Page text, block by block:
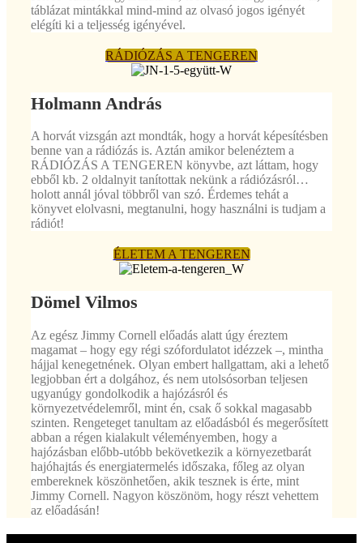
táblázat mintákkal mind-mind az olvasó jogos igényét
elégíti ki a teljesség igényével.
RÁDIÓZÁS A TENGEREN
Holmann András
A horvát vizsgán azt mondták, hogy a horvát képesítésben
benne van a rádiózás is. Aztán amikor belenéztem a
RÁDIÓZÁS A TENGEREN könyvbe, azt láttam, hogy
ebből kb. 2 oldalnyit tanítottak nekünk a rádiózásról…
holott annál jóval többről van szó. Érdemes tehát a
könyvet elolvasni, megtanulni, hogy használni is tudjam a
rádiót!
ÉLETEM A TENGEREN
Dömel Vilmos
Az egész Jimmy Cornell előadás alatt úgy éreztem
magamat – hogy egy régi szófordulatot idézzek –, mintha
hájjal kenegetnének. Olyan embert hallgattam, aki a lehető
legjobban ért a dolgához, és nem utolsósorban teljesen
ugyanúgy gondolkodik a hajózásról és
környezetvédelemről, mint én, csak ő sokkal magasabb
szinten. Rengeteget tanultam az előadásból és megerősített
abban a régen kialakult véleményemben, hogy a
hajózásban előbb-utóbb bekövetkezik a környezetbarát
hajóhajtás és energiatermelés időszaka, főleg az olyan
embereknek köszönhetően, akik tesznek is érte, mint
Jimmy Cornell. Nagyon köszönöm, hogy részt vehettem
az előadásán!